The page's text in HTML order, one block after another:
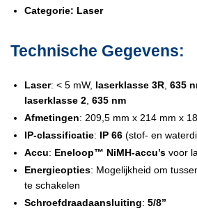
Categorie: Laser
Technische Gegevens:
Laser: < 5 mW, laserklasse 3R 635
laserklasse 2 635 nm
Afmetingen: 209,5 mm x 214 mm x
IP-classificatie: IP 66 (stof- en
Accu: Eneloop™ NiMH-accu’s voor
Energieopties: Mogelijkheid om
te schakelen
Schroefdraadaansluiting: 5/8”